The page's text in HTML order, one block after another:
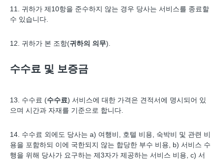
11. 귀하가 제10항을 준수하지 않는 경우 당사는 서비스를 종료할
수 있습니다.
12. 귀하가 본 조항(귀하의 의무).
수수료 및 보증금
13. 수수료 (수수료) 서비스에 대한 가격은 견적서에 명시되어 있
으며 시간과 자재를 기준으로 합니다.
14. 수수료 외에도 당사는 a) 여행비, 호텔 비용, 숙박비 및 관련 비
용을 포함하되 이에 국한되지 않는 합당한 부수 비용, b) 서비스 수
행을 위해 당사가 요구하는 제3자가 제공하는 서비스 비용, c) 서